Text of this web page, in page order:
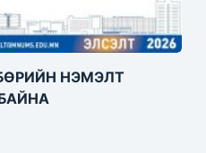
НЭМЭЛТ